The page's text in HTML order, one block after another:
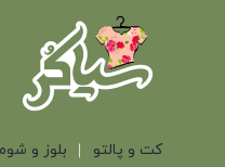
کت و پالتو بلوز و